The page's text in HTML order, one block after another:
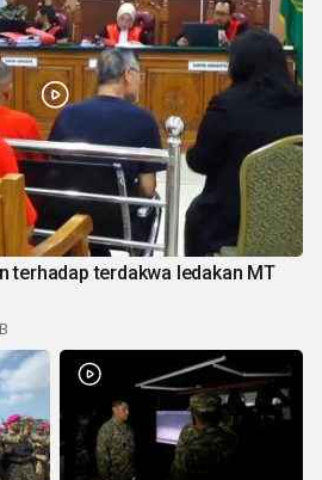
terhadap terdakwa ledakan MT